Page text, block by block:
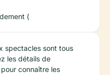
(
spectacles sont tous
les détails de
connaître les